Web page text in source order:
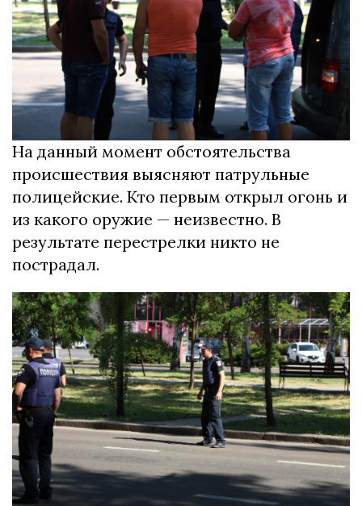
На данный момент обстоятельства
происшествия выясняют патрульные
полицейские. Кто первым открыл огонь и
из какого оружие — неизвестно. В
результате перестрелки никто не
пострадал.